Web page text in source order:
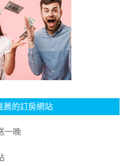
薦的訂房網站
一晚